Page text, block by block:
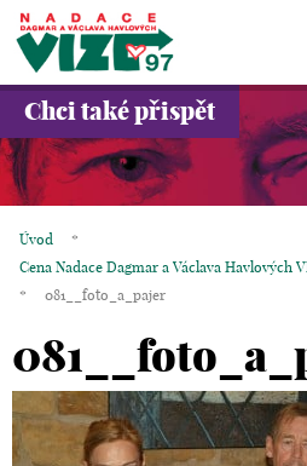
O NÁS
PROJEKTY
GALERIE
KONTAKTY
OBCHOD
KOŠÍK
Chci také přispět
Úvod
*
Cena Nadace Dagmar a Václava Havlových
*
081__foto_a_pajer